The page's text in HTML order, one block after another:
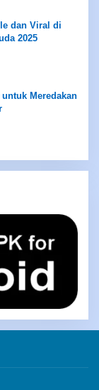
dan Viral di
2025
Meredakan